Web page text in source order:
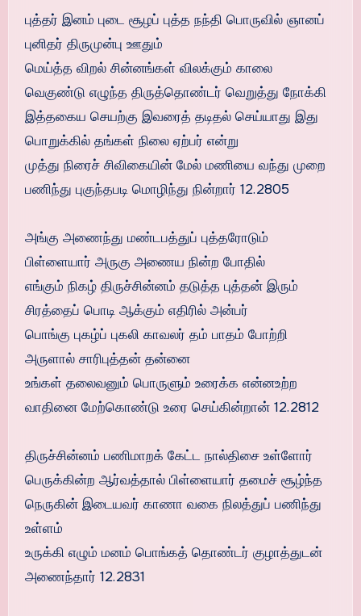
புத்தர் இனம் புடை சூழப் புத்த நந்தி பொருவில் ஞானப்
புனிதர் திருமுன்பு ஊதும்
மெய்த்த விறல் சின்னங்கள் விலக்கும் காலை
வெகுண்டு எழுந்த திருத்தொண்டர் வெறுத்து நோக்கி
இத்தகைய செயற்கு இவரைத் தடிதல் செய்யாது இது
பொறுக்கில் தங்கள் நிலை ஏற்பர் என்று
முத்து நிரைச் சிவிகையின் மேல் மணியை வந்து முறை
பணிந்து புகுந்தபடி மொழிந்து நின்றார் 12.2805
அங்கு அணைந்து மண்டபத்துப் புத்தரோடும்
பிள்ளையார் அருகு அணைய நின்ற போதில்
எங்கும் நிகழ் திருச்சின்னம் தடுத்த புத்தன் இரும்
சிரத்தைப் பொடி ஆக்கும் எதிரில் அன்பர்
பொங்கு புகழ்ப் புகலி காவலர் தம் பாதம் போற்றி
அருளால் சாரிபுத்தன் தன்னை
உங்கள் தலைவனும் பொருளும் உரைக்க என்னஉற்ற
வாதினை மேற்கொண்டு உரை செய்கின்றான் 12.2812
திருச்சின்னம் பணிமாறக் கேட்ட நால்திசை உள்ளோர்
பெருக்கின்ற ஆர்வத்தால் பிள்ளையார் தமைச் சூழ்ந்த
நெருகின் இடையவர் காணா வகை நிலத்துப் பணிந்து
உள்ளம்
உருக்கி எழும் மனம் பொங்கத் தொண்டர் குழாத்துடன்
அணைந்தார் 12.2831